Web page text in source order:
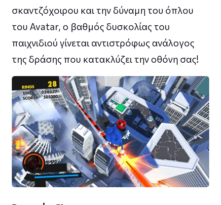
σκαντζόχοιρου και την δύναμη του όπλου
του Avatar, ο βαθμός δυσκολίας του
παιχνιδιού γίνεται αντιστρόφως ανάλογος
της δράσης που κατακλύζει την οθόνη σας!